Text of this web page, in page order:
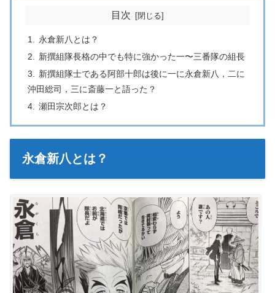
目次
永倉新八とは？
新撰組隊長格の中でも特に強かった一〜三番隊の組長
新撰組隊士である阿部十郎は後に一に永倉新八，二に
沖田総司，三に斎藤一と語った？
瀬田宗次郎とは？
永倉新八とは？